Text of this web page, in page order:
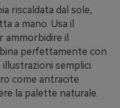
riscaldata dal sole,
a mano. Usa il
il
perfettamente con
semplici.
come antracite
la palette naturale.